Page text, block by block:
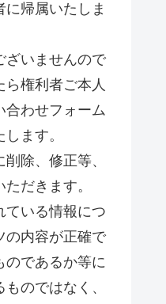
帰属いたしま
ざいませんので
ら権利者ご本人
合わせフォーム
ます。
除、修正等、
だきます。
ている情報につ
の内容が正確で
のであるか等に
のではなく、